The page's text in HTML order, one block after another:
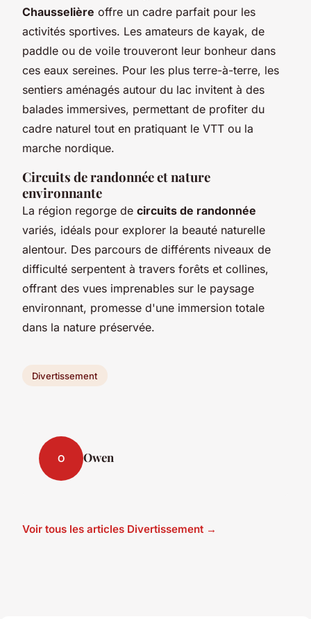
Chausselière offre un cadre parfait pour les
activités sportives. Les amateurs de kayak, de
paddle ou de voile trouveront leur bonheur dans
ces eaux sereines. Pour les plus terre-à-terre, les
sentiers aménagés autour du lac invitent à des
balades immersives, permettant de profiter du
cadre naturel tout en pratiquant le VTT ou la
marche nordique.
Circuits de randonnée et nature
environnante
La région regorge de circuits de randonnée
variés, idéals pour explorer la beauté naturelle
alentour. Des parcours de différents niveaux de
difficulté serpentent à travers forêts et collines,
offrant des vues imprenables sur le paysage
environnant, promesse d'une immersion totale
dans la nature préservée.
Divertissement
O Owen
Voir tous les articles Divertissement →